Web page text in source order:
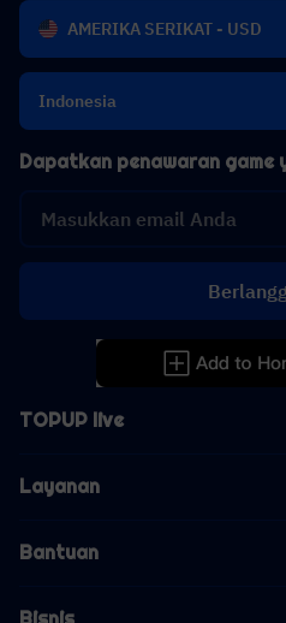
AMERIKA SERIKAT - USD
Indonesia
TOPUP live
Layanan
Bantuan
Dapatkan penawaran game